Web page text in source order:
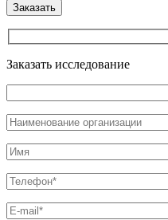
Заказать исследование